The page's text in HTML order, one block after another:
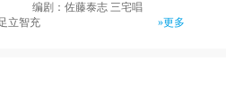
编剧：佐藤泰志 三宅唱
立智充
»更多